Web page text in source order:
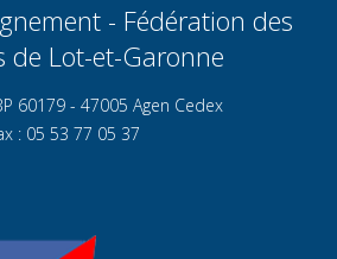
- Fédération des
Lot-et-Garonne
60179 - 47005 Agen Cedex
: 05 53 77 05 37